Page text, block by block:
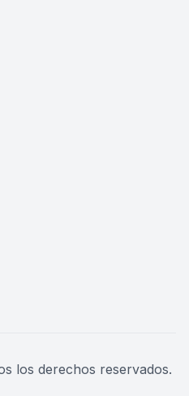
los derechos reservados.